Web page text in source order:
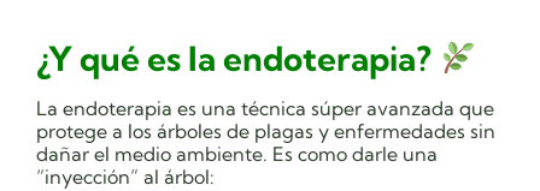
¿Y qué es la endoterapia?
La endoterapia es una técnica súper avanzada que
protege a los árboles de plagas y enfermedades sin
dañar el medio ambiente. Es como darle una
“inyección” al árbol: